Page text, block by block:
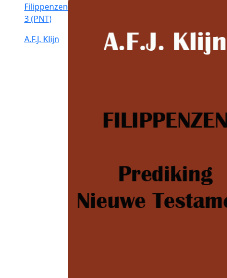
Filippenzen
3 (PNT)
A.F.J. Klijn